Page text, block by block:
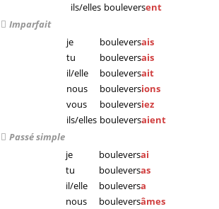
ils/elles bouleversent
Imparfait
je
bouleversais
tu
bouleversais
il/elle
bouleversait
nous
bouleversions
vous
bouleversiez
ils/elles bouleversaient
Passé simple
je
bouleversai
tu
bouleversas
il/elle
bouleversa
nous
bouleversâmes